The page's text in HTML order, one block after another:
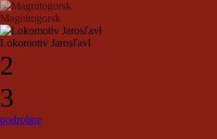
Magnitogorsk
Lokomotiv Jarosľavl
2
3
podrobne